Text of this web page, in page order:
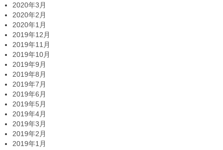
2020年3月
2020年2月
2020年1月
2019年12月
2019年11月
2019年10月
2019年9月
2019年8月
2019年7月
2019年6月
2019年5月
2019年4月
2019年3月
2019年2月
2019年1月